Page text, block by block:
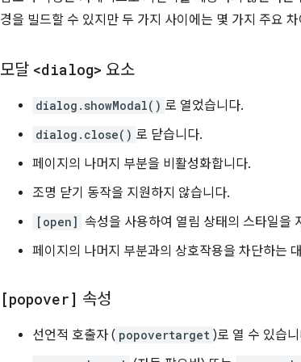
경을 빌드할 수 있지만 두 가지 사이에는 몇 가지 주요
모달 <dialog> 요소
dialog.showModal() 로 열었습니다.
dialog.close() 로 닫습니다.
페이지의 나머지 부분을 비활성화합니다.
조명 닫기 동작을 지원하지 않습니다.
[open] 속성을 사용하여 열림 상태의 스타일을
페이지의 나머지 부분과의 상호작용을 차단하는
[popover] 속성
선언적 호출자 ( popovertarget )로 열 수 있습